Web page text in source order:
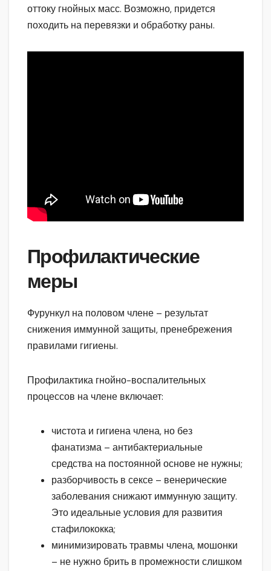
оттоку гнойных масс. Возможно, придется
походить на перевязки и обработку раны.
Профилактические
меры
Фурункул на половом члене – результат
снижения иммунной защиты, пренебрежения
правилами гигиены.
Профилактика гнойно-воспалительных
процессов на члене включает:
чистота и гигиена члена, но без
фанатизма – антибактериальные
средства на постоянной основе не нужны;
разборчивость в сексе – венерические
заболевания снижают иммунную защиту.
Это идеальные условия для развития
стафилококка;
минимизировать травмы члена, мошонки
– не нужно брить в промежности слишком